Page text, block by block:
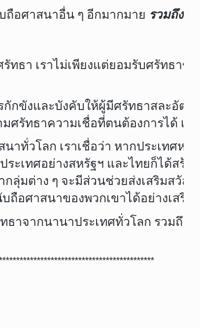
อศาสนาอื่น ๆ อีกมากมาย รวมถึงช
เราไม่เพียงแต่ยอมรับศรัทธาข
งและบังคับให้ผู้มีศรัทธาสละอัต
รัทธาความเชื่อที่ตนต้องการได้ เ
โลก เราเชื่อว่า หากประเทศห
เทศอย่างสหรัฐฯ และไทยก็ได้ส
ลุ่มต่าง ๆ จะมีส่วนช่วยส่งเสริมสวั
ถือศาสนาของพวกเขาได้อย่างเสรีต่
กนานาประเทศทั่วโลก รวมถึงแ